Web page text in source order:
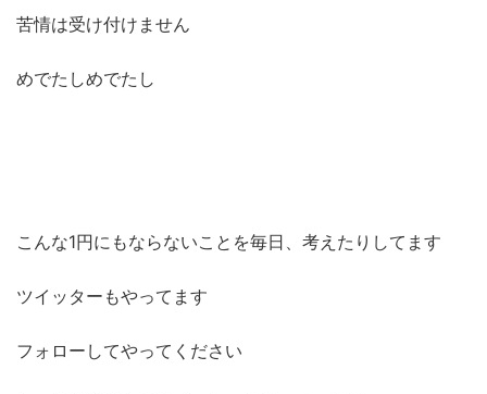
苦情は受け付けません
めでたしめでたし
こんな1円にもならないことを毎日、考えたりしてます
ツイッターもやってます
フォローしてやってください